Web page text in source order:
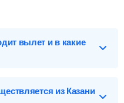
вылет и в какие
из Казани